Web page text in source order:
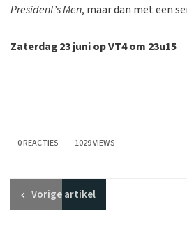
President’s Men, maar dan met een
Zaterdag 23 juni op VT4 om 23u15
0 REACTIES 1029 VIEWS
Vorigeartikel